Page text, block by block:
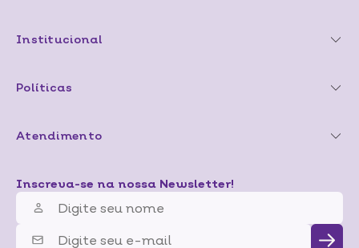
Institucional
Políticas
Atendimento
Inscreva-se na nossa Newsletter!